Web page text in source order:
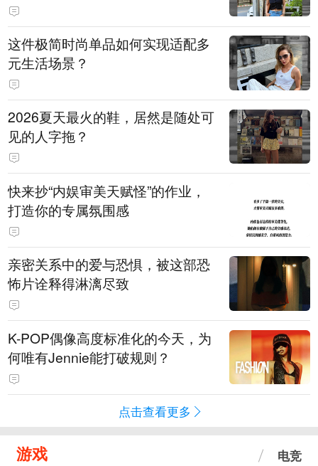
这件极简时尚单品如何实现适配多
元生活场景？
2026夏天最火的鞋，居然是随处可
见的人字拖？
快来抄“内娱审美天赋怪”的作业，
打造你的专属氛围感
亲密关系中的爱与恐惧，被这部恐
怖片诠释得淋漓尽致
K-POP偶像高度标准化的今天，为
何唯有Jennie能打破规则？
点击查看更多
游戏 电竞